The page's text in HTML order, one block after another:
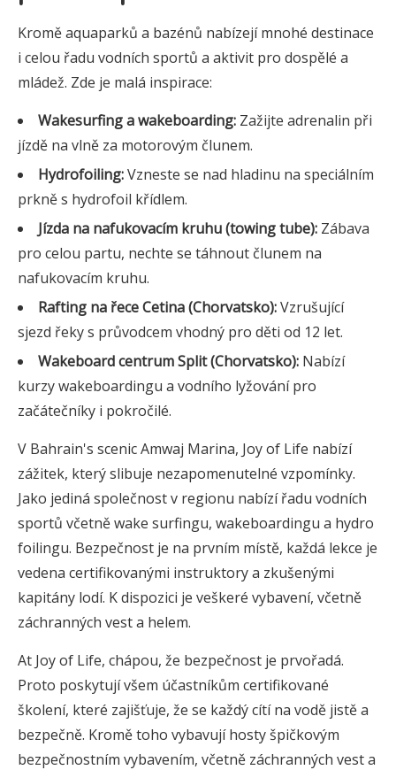
Kromě aquaparků a bazénů nabízejí mnohé destinace
i celou řadu vodních sportů a aktivit pro dospělé a
mládež. Zde je malá inspirace:
Wakesurfing a wakeboarding: Zažijte adrenalin při
jízdě na vlně za motorovým člunem.
Hydrofoiling:Vzneste se nad hladinu na speciálním
prkně s hydrofoil křídlem.
Jízda na nafukovacím kruhu (towing tube): Zábava
pro celou partu, nechte se táhnout člunem na
nafukovacím kruhu.
Rafting na řece Cetina (Chorvatsko):Vzrušující
sjezd řeky s průvodcem vhodný pro děti od 12 let.
Wakeboard centrum Split (Chorvatsko): Nabízí
kurzy wakeboardingu a vodního lyžování pro
začátečníky i pokročilé.
V Bahrain's scenic Amwaj Marina, Joy of Life nabízí
zážitek, který slibuje nezapomenutelné vzpomínky.
Jako jediná společnost v regionu nabízí řadu vodních
sportů včetně wake surfingu, wakeboardingu a hydro
foilingu. Bezpečnost je na prvním místě, každá lekce je
vedena certifikovanými instruktory a zkušenými
kapitány lodí. K dispozici je veškeré vybavení, včetně
záchranných vest a helem.
At Joy of Life, chápou, že bezpečnost je prvořadá.
Proto poskytují všem účastníkům certifikované
školení, které zajišťuje, že se každý cítí na vodě jistě a
bezpečně. Kromě toho vybavují hosty špičkovým
bezpečnostním vybavením, včetně záchranných vest a